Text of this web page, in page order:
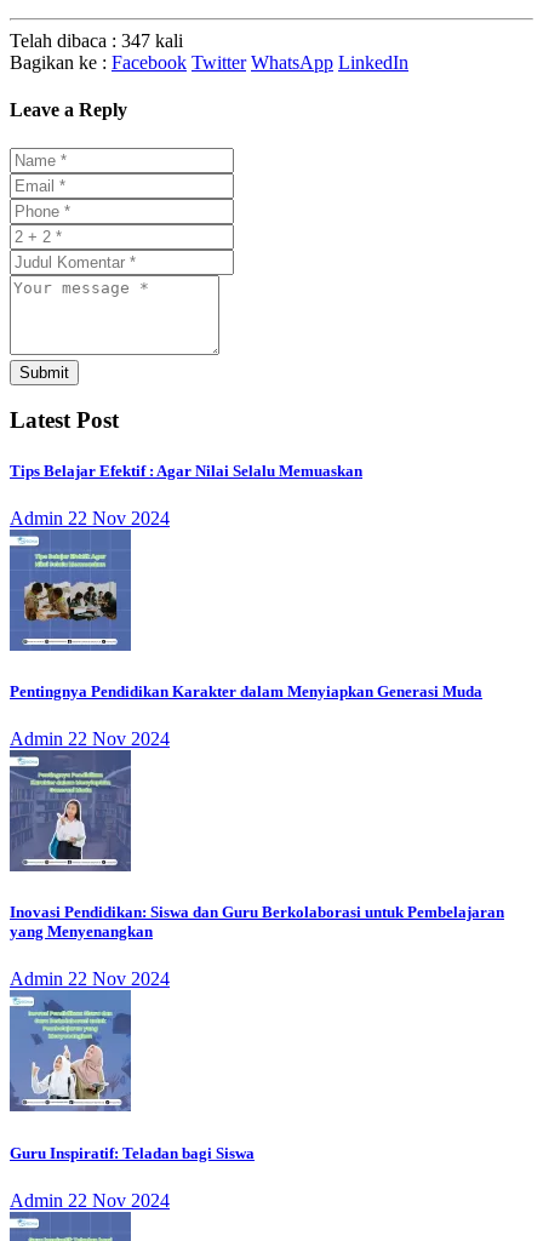
Telah dibaca : 347 kali
Bagikan ke : Facebook Twitter WhatsApp LinkedIn
Leave a Reply
Submit
Latest Post
Tips Belajar Efektif : Agar Nilai Selalu Memuaskan
Admin 22 Nov 2024
Pentingnya Pendidikan Karakter dalam Menyiapkan Generasi Muda
Admin 22 Nov 2024
Inovasi Pendidikan: Siswa dan Guru Berkolaborasi untuk Pembelajaran
yang Menyenangkan
Admin 22 Nov 2024
Guru Inspiratif: Teladan bagi Siswa
Admin 22 Nov 2024